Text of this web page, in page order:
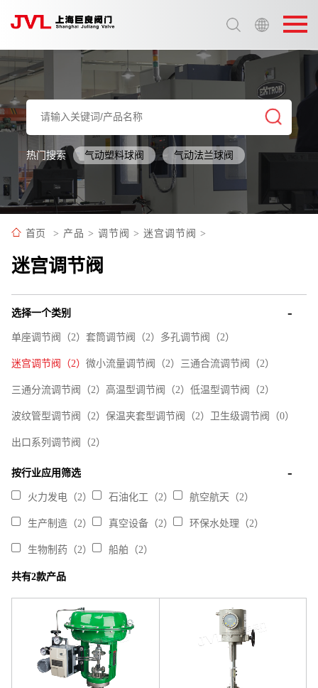
选择语言:
中文 / Chinese
英语 / English
热门搜索 气动塑料球阀 气动法兰球阀
首页 > 产品 > 调节阀 > 迷宫调节阀 >
迷宫调节阀
选择一个类别
单座调节阀（2） 套筒调节阀（2） 多孔调节阀（2）
迷宫调节阀（2） 微小流量调节阀（2） 三通合流调节阀（2）
三通分流调节阀（2） 高温型调节阀（2） 低温型调节阀（2）
波纹管型调节阀（2） 保温夹套型调节阀（2） 卫生级调节阀（0）
出口系列调节阀（2）
按行业应用筛选
火力发电（2） 石油化工（2） 航空航天（2）
生产制造（2） 真空设备（2） 环保水处理（2）
生物制药（2） 船舶（2）
共有2款产品